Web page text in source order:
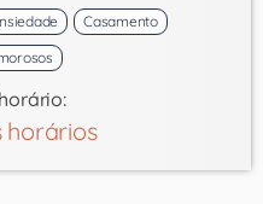
Casamento
horários